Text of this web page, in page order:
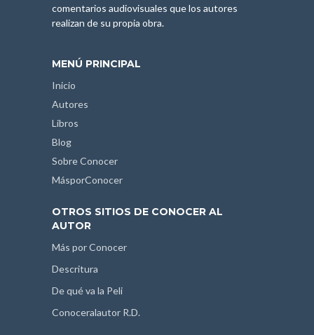
comentarios audiovisuales que los autores
realizan de su propia obra.
MENÚ PRINCIPAL
Inicio
Autores
Libros
Blog
Sobre Conocer
MásporConocer
OTROS SITIOS DE CONOCER AL
AUTOR
Más por Conocer
Descritura
De qué va la Peli
Conoceralautor R.D.